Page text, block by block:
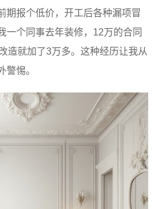
期报个低价，开工后各种漏项冒
一个同事去年装修，12万的合同
造就加了3万多。这种经历让我从
警惕。